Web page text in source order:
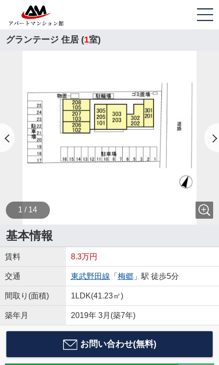
グランテージ 住居 (1室)
1 / 14
基本情報
賃料 8.3万円
交通 東武野田線 「 梅郷」駅 徒歩5分
間取り(面積) 1LDK(41.23㎡)
築年月 2019年 3月(築7年)
お問い合わせ(無料)